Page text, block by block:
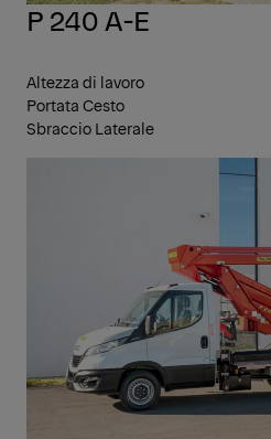
P 240 A-E
Altezza di lavoro
Portata Cesto
Sbraccio Laterale